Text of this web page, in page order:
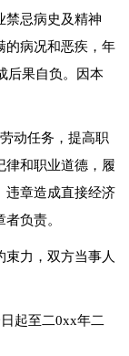
禁忌病史及精神
的病况和恶疾，年
后果自负。因本
动任务，提高职
律和职业道德，履
违章造成直接经济
负责。
束力，双方当事人
起至二0xx年二